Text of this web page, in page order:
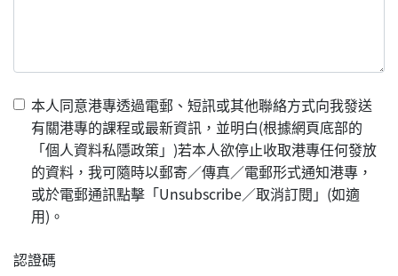
本人同意港專透過電郵、短訊或其他聯絡方式向我發送
有關港專的課程或最新資訊，並明白(根據網頁底部的
「個人資料私隱政策」)若本人欲停止收取港專任何發放
的資料，我可隨時以郵寄／傳真／電郵形式通知港專，
或於電郵通訊點擊「Unsubscribe／取消訂閱」(如適
用)。
認證碼